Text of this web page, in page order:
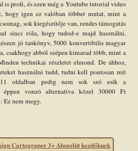
is profi, és ezen még a Youtube tutorial video
hogy igen ez valóban többet mutat, mint a
sok kiegészítője van, rendes támogatás
sincs róla, hogy tudod-e majd használni.
jó tankönyv, 5000 konvertibilis magyar
csakhogy abból szépen kimarad több, mint a
technikai részletet elmond. De ahhoz,
használni tudd, tudni kell pontosan mit
oldalban pedig nem sok szó esik a
éppen vonzó alternatíva közel 30000 Ft
Ez nem megy.
Cartograper 3+ Abszolút kezdőknek